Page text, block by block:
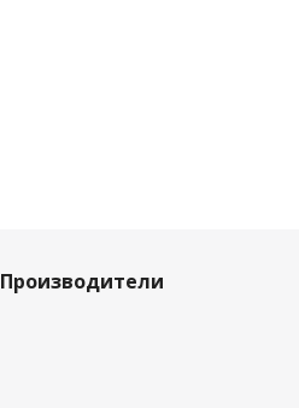
Производители